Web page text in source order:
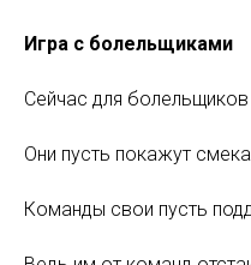
Игра с болельщиками
Сейчас для болельщиков
Они пусть покажут
Команды свои пусть